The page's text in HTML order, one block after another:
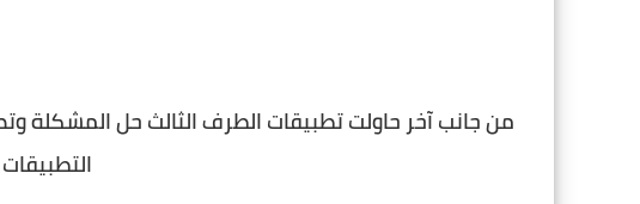
من جانب آخر حاولت تطبيقات الطرف الثالث حل
التطبيقات